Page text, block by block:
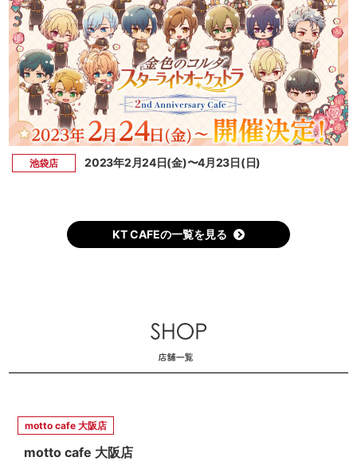
池袋店 2023年2月24日(金)〜4月23日(日)
KT CAFEの一覧を見る
motto cafe 大阪店
motto cafe 大阪店